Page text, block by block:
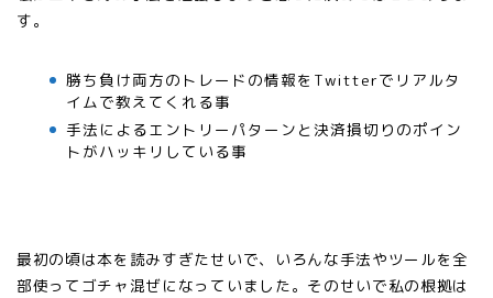
す。
勝ち負け両方のトレードの情報をTwitterでリアルタ
イムで教えてくれる事
手法によるエントリーパターンと決済損切りのポイン
トがハッキリしている事
最初の頃は本を読みすぎたせいで、いろんな手法やツールを全
部使ってゴチャ混ぜになっていました。そのせいで私の根拠は